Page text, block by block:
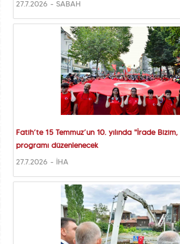
27.7.2026 - SABAH
Fatih’te 15 Temmuz’un 10. yılında "İrade
programı düzenlenecek
27.7.2026 - İHA